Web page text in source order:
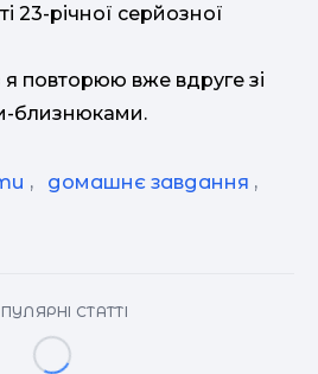
23-річної серйозної
я повторюю вже вдруге зі
близнюками.
, домашнє завдання ,
СТАТТІ